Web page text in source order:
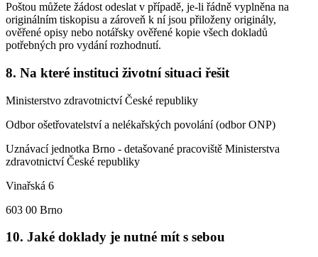
Poštou můžete žádost odeslat v případě, je-li řádně vyplněna na
originálním tiskopisu a zároveň k ní jsou přiloženy originály,
ověřené opisy nebo notářsky ověřené kopie všech dokladů
potřebných pro vydání rozhodnutí.
8. Na které instituci životní situaci řešit
Ministerstvo zdravotnictví České republiky
Odbor ošetřovatelství a nelékařských povolání (odbor ONP)
Uznávací jednotka Brno - detašované pracoviště Ministerstva
zdravotnictví České republiky
Vinařská 6
603 00 Brno
10. Jaké doklady je nutné mít s sebou